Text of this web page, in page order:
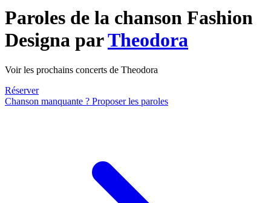
Paroles de la chanson Fashion
Designa parTheodora
Voir les prochains concerts de Theodora
Réserver
Chanson manquante ? Proposer les paroles